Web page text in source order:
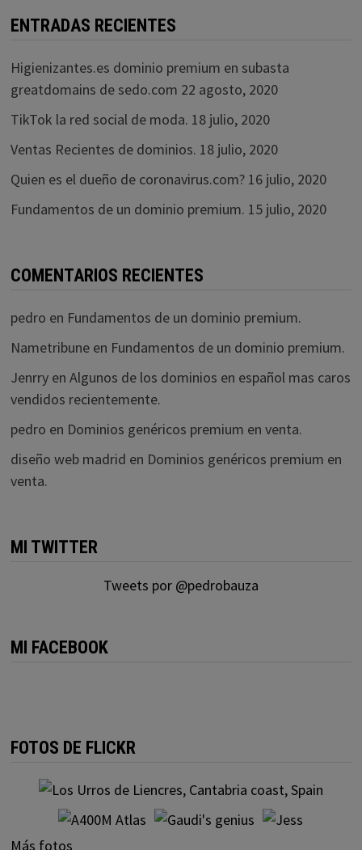
ENTRADAS RECIENTES
Higienizantes.es dominio premium en subasta
greatdomains de sedo.com 22 agosto, 2020
TikTok la red social de moda. 18 julio, 2020
Ventas Recientes de dominios. 18 julio, 2020
Quien es el dueño de coronavirus.com? 16 julio, 2020
Fundamentos de un dominio premium. 15 julio, 2020
COMENTARIOS RECIENTES
pedro en Fundamentos de un dominio premium.
Nametribuneen Fundamentos de un dominio premium.
Jenrryen Algunos de los dominios en español mas caros
vendidos recientemente.
pedro en Dominios genéricos premium en venta.
diseño web madrid en Dominios genéricos premium en
venta.
MI TWITTER
Tweets por @pedrobauza
MI FACEBOOK
FOTOS DE FLICKR
Más fotos